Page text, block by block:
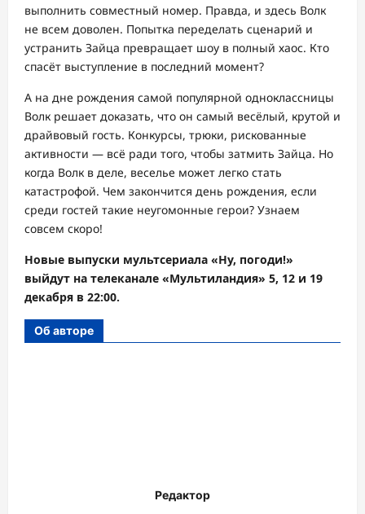
выполнить совместный номер. Правда, и здесь Волк
не всем доволен. Попытка переделать сценарий и
устранить Зайца превращает шоу в полный хаос. Кто
спасёт выступление в последний момент?
А на дне рождения самой популярной одноклассницы
Волк решает доказать, что он самый весёлый, крутой и
драйвовый гость. Конкурсы, трюки, рискованные
активности — всё ради того, чтобы затмить Зайца. Но
когда Волк в деле, веселье может легко стать
катастрофой. Чем закончится день рождения, если
среди гостей такие неугомонные герои? Узнаем
совсем скоро!
Новые выпуски мультсериала «Ну, погоди!»
выйдут на телеканале «Мультиландия» 5, 12 и 19
декабря в 22:00.
Об авторе
Редактор